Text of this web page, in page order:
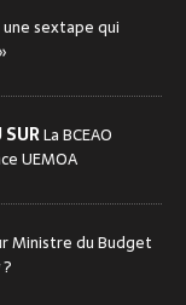
une sextape qui
La BCEAO
UEMOA
Ministre du Budget